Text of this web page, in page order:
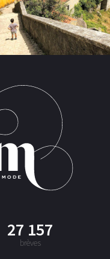
27 157
brèves